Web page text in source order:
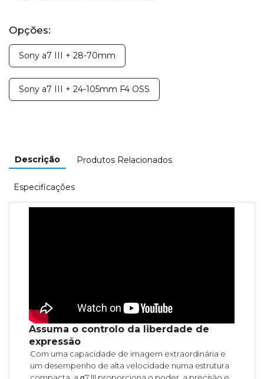
Opções:
Sony a7 III + 28-70mm
Sony a7 III + 24-105mm F4 OSS
Descrição Produtos Relacionados
Especificações
Assuma o controlo da liberdade de
expressão
Com uma capacidade de imagem extraordinária e
um desempenho de alta velocidade numa estrutura